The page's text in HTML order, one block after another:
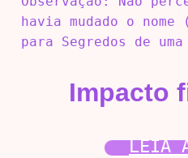
havia mudado o
para Segredos de
Impacto
LEIA